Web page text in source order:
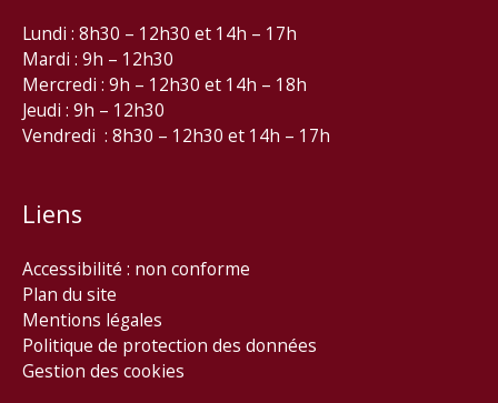
Lundi : 8h30 – 12h30 et 14h – 17h
Mardi : 9h – 12h30
Mercredi : 9h – 12h30 et 14h – 18h
Jeudi : 9h – 12h30
Vendredi : 8h30 – 12h30 et 14h – 17h
Liens
Accessibilité : non conforme
Plan du site
Mentions légales
Politique de protection des données
Gestion des cookies